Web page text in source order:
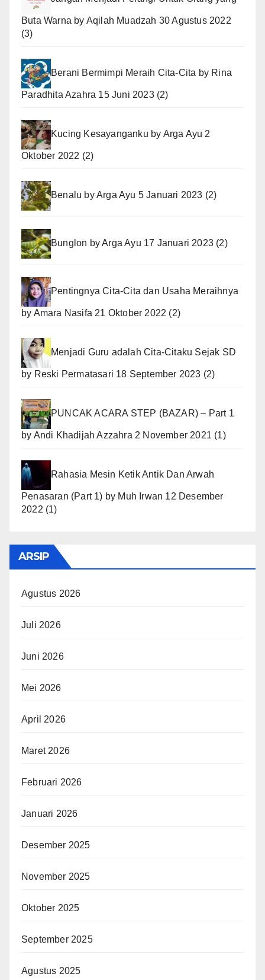
Buta Warna by Aqilah Muadzah 30 Agustus 2022
(3)
Berani Bermimpi Meraih Cita-Cita by Rina
Paradhita Azahra 15 Juni 2023 (2)
Kucing Kesayanganku by Arga Ayu 2
Oktober 2022 (2)
Benalu byArga Ayu 5 Januari 2023 (2)
Bunglon byArga Ayu 17 Januari 2023 (2)
Pentingnya Cita-Cita dan Usaha Meraihnya
by Amara Nasifa 21 Oktober 2022 (2)
Menjadi Guru adalah Cita-Citaku Sejak SD
by Reski Permatasari 18 September 2023 (2)
PUNCAK ACARA STEP (BAZAR) – Part 1
by Andi Khadijah Azzahra 2 November 2021 (1)
Rahasia Mesin Ketik Antik Dan Arwah
Penasaran (Part 1) by Muh Irwan 12 Desember
2022 (1)
ARSIP
Agustus 2026
Juli 2026
Juni 2026
Mei 2026
April 2026
Maret 2026
Februari 2026
Januari 2026
Desember 2025
November 2025
Oktober 2025
September 2025
Agustus 2025